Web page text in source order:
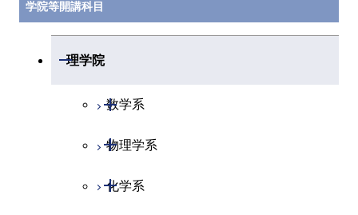
学院等開講科目
理学院
開閉
数学系
開閉
数学コース
物理学系
開閉
化学系
開閉